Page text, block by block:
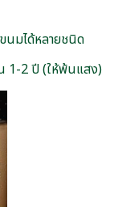
นมได้หลายชนิด
1-2 ปี (ให้พ้นแสง)